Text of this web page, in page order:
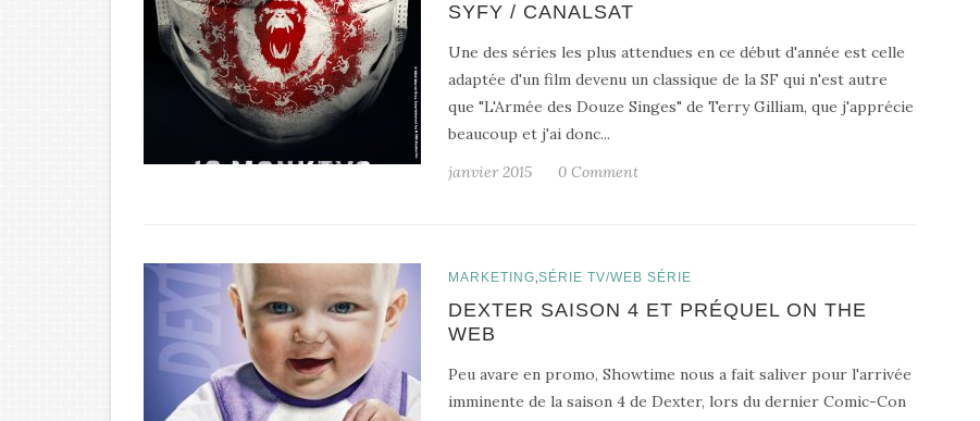
SYFY / CANALSAT
Une des séries les plus attendues en ce début d'année est celle
adaptée d'un film devenu un classique de la SF qui n'est autre
que "L'Armée des Douze Singes" de Terry Gilliam, que j'apprécie
beaucoup et j'ai donc...
janvier 2015
0 Comment
MARKETING,SÉRIE TV/WEB SÉRIE
DEXTER SAISON 4 ET PRÉQUEL ON THE
WEB
Peu avare en promo, Showtime nous a fait saliver pour l'arrivée
imminente de la saison 4 de Dexter, lors du dernier Comic-Con